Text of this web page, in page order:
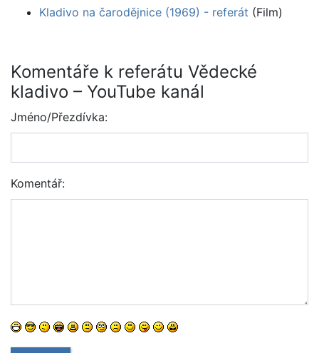
Kladivo na čarodějnice (1969) - referát (Film)
Komentáře k referátu Vědecké
kladivo – YouTube kanál
Jméno/Přezdívka:
Komentář: